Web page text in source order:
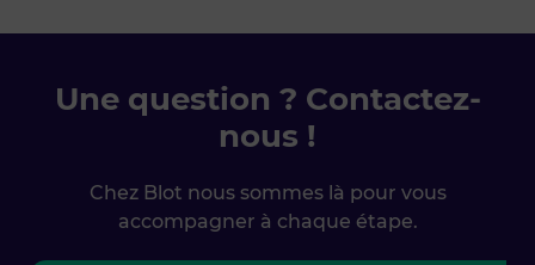
Une question ? Contactez-
nous !
Chez Blot nous sommes là pour vous
accompagner à chaque étape.